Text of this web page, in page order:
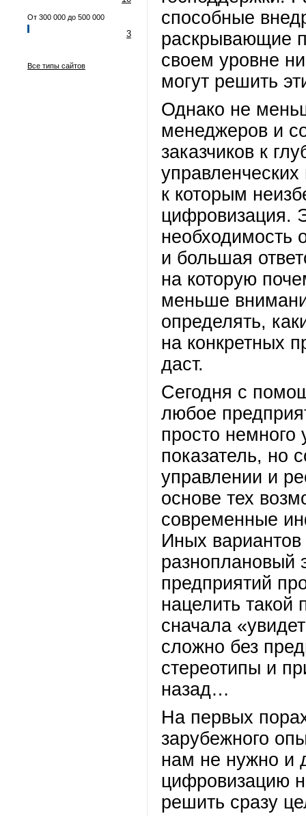
От 300 000 до 500 000
3
Все типы сайтов
способные
раскрывающие
своем уровне
могут решить
Однако не
менеджеров и
заказчиков к
к которым
цифровизация.
необходимость
и большая
на которую
меньше
определять,
на конкретных
даст.
Сегодня с
любое
просто немного
показатель, но
управлении и
основе тех
современные
Иных
разноплановый
предприятий
нацелить такой
сначала
сложно без
стереотипы и
назад…
На первых
зарубежного
нам не нужно и
цифровизацию
решить сразу